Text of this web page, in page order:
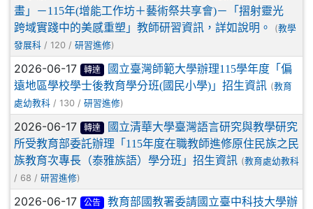
畫」－115年(增能工作坊＋藝術祭共享會)－「摺射靈光∞
跨域實踐中的美感重塑」教師研習資訊，詳如說明。
(教學
發展科 / 120 / 研習進修)
2026-06-17 轉達
國立臺灣師範大學辦理115學年度「偏
遠地區學校學士後教育學分班(國民小學)」招生資訊 (教育
處幼教科 / 130 / 研習進修)
2026-06-17 轉達
國立清華大學臺灣語言研究與教學研究
所受教育部委託辦理「115年度在職教師進修原住民族之民
族教育次專長（泰雅族語）學分班」招生資訊 (教育處幼教科
/ 68 / 研習進修)
2026-06-17 公告
教育部國教署委請國立臺中科技大學辦